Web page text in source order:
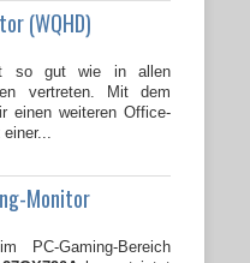
(WQHD)
so gut wie in allen
vertreten. Mit dem
einen weiteren Office-
Monitor
PC-Gaming-Bereich